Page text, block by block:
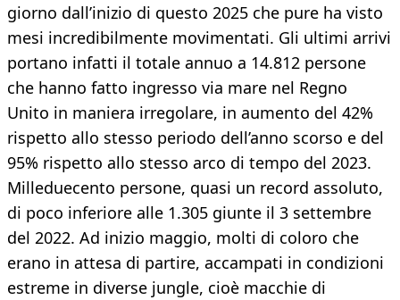
giorno dall’inizio di questo 2025 che pure ha visto
mesi incredibilmente movimentati. Gli ultimi arrivi
portano infatti il totale annuo a 14.812 persone
che hanno fatto ingresso via mare nel Regno
Unito in maniera irregolare, in aumento del 42%
rispetto allo stesso periodo dell’anno scorso e del
95% rispetto allo stesso arco di tempo del 2023.
Milleduecento persone, quasi un record assoluto,
di poco inferiore alle 1.305 giunte il 3 settembre
del 2022. Ad inizio maggio, molti di coloro che
erano in attesa di partire, accampati in condizioni
estreme in diverse jungle, cioè macchie di